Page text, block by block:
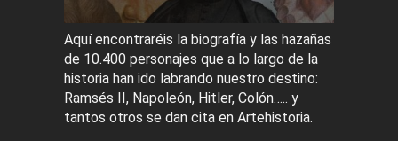
Aquí encontraréis la biografía y las hazañas
de 10.400 personajes que a lo largo de la
historia han ido labrando nuestro destino:
Ramsés II, Napoleón, Hitler, Colón….. y
tantos otros se dan cita en Artehistoria.